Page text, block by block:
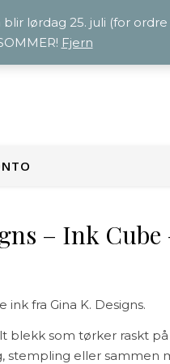
– Ink Cube
fra Gina K. Designs.
blekk som tørker raskt
stempling eller sammen
lørdag 25. juli (for
Fjern